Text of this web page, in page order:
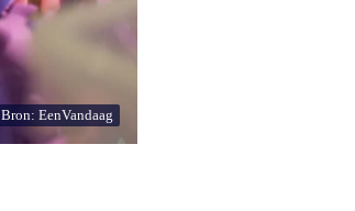
Bron: EenVandaag